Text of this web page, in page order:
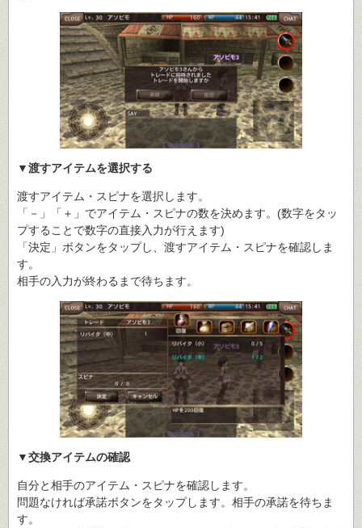
▼渡すアイテムを選択する
渡すアイテム・スピナを選択します。
「－」「＋」でアイテム・スピナの数を決めます。(数字をタッ
プすることで数字の直接入力が行えます)
「決定」ボタンをタップし、渡すアイテム・スピナを確認しま
す。
相手の入力が終わるまで待ちます。
▼交換アイテムの確認
自分と相手のアイテム・スピナを確認します。
問題なければ承諾ボタンをタップします。相手の承諾を待ちま
す。